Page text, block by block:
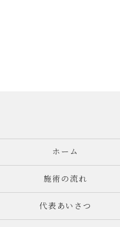
ホーム
施術の流れ
代表あいさつ